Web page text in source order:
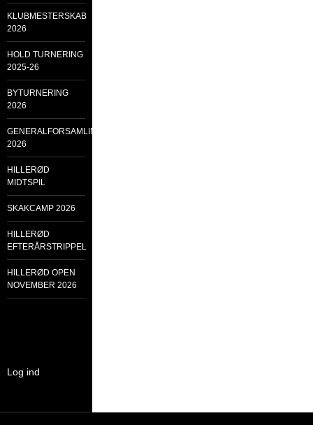
KLUBMESTERSKAB
2026
HOLD TURNERING
2025-26
BYTURNERING
2026
GENERALFORSAMLING
2026
HILLERØD
MIDTSPIL
SKAKCAMP 2026
HILLERØD
EFTERÅRSTRIPPEL
HILLERØD OPEN
NOVEMBER 2026
Log ind